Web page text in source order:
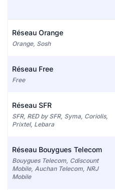
Réseau Orange
Orange, Sosh
Réseau Free
Free
Réseau SFR
SFR, RED by SFR, Syma, Coriolis,
Prixtel, Lebara
Réseau Bouygues Telecom
Bouygues Telecom, Cdiscount
Mobile, Auchan Telecom, NRJ
Mobile